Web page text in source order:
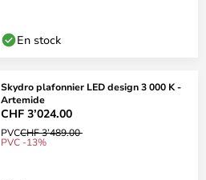
En stock
Skydro plafonnier LED design 3 000 K -
Artemide
CHF 3’024.00
PVCCHF 3’489.00
PVC -13%